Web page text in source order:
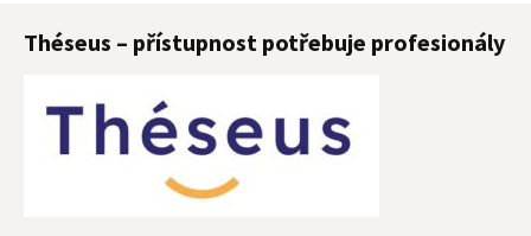
Théseus – přístupnost potřebuje profesionály